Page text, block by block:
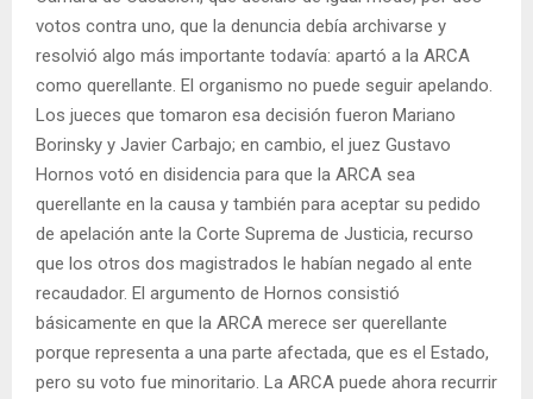
votos contra uno, que la denuncia debía archivarse y
resolvió algo más importante todavía: apartó a la ARCA
como querellante. El organismo no puede seguir apelando.
Los jueces que tomaron esa decisión fueron Mariano
Borinsky y Javier Carbajo; en cambio, el juez Gustavo
Hornos votó en disidencia para que la ARCA sea
querellante en la causa y también para aceptar su pedido
de apelación ante la Corte Suprema de Justicia, recurso
que los otros dos magistrados le habían negado al ente
recaudador. El argumento de Hornos consistió
básicamente en que la ARCA merece ser querellante
porque representa a una parte afectada, que es el Estado,
pero su voto fue minoritario. La ARCA puede ahora recurrir